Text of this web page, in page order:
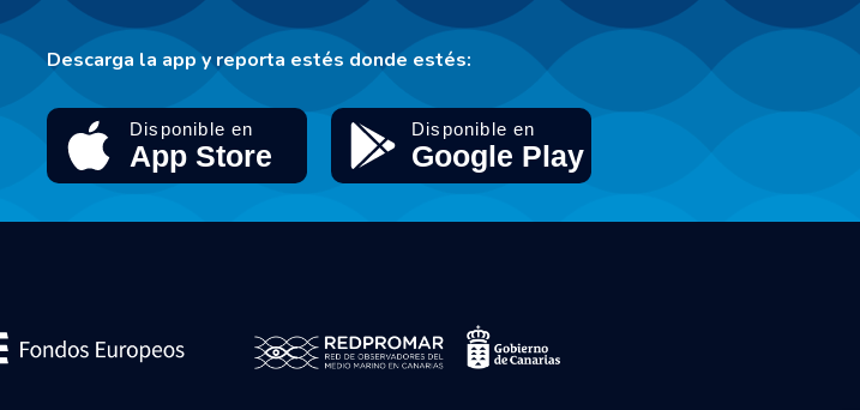
Descarga la app y reporta estés donde estés: